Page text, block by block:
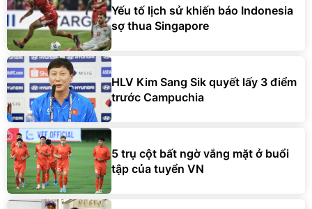
Yếu tố lịch sử khiến báo Indonesia
sợ thua Singapore
HLV Kim Sang Sik quyết lấy 3 điểm
trước Campuchia
5 trụ cột bất ngờ vắng mặt ở buổi
tập của tuyển VN